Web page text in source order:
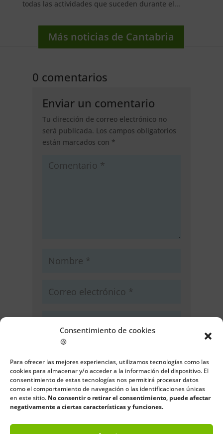
Consentimiento de cookies
🍪
Para ofrecer las mejores experiencias, utilizamos tecnologías como las
cookies para almacenar y/o acceder a la información del dispositivo. El
consentimiento de estas tecnologías nos permitirá procesar datos
como el comportamiento de navegación o las identificaciones únicas
en este sitio. No consentir o retirar el consentimiento, puede afectar
negativamente a ciertas características y funciones.
todas las actividades que suceden durante el...
Más noticias de Cantabria
0 comentarios
Enviar un comentario
Tu dirección de correo electrónico no
será publicada. Los campos obligatorios
están marcados con *
Guarda mi nombre, correo
electrónico y web en este navegador
para la próxima vez que comente.
Enviar comentario